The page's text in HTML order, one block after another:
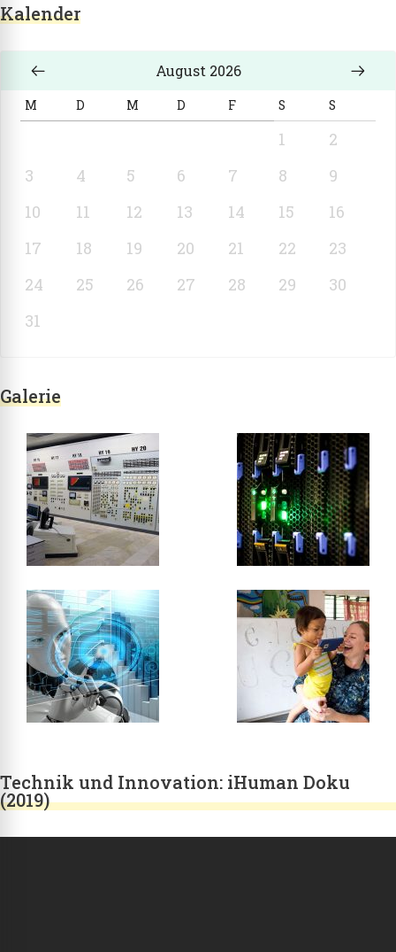
Kalender
August 2026
M D M D F S S
1
2
3
4 5 6 7 8
9
10
11 12 13 14 15
16
17
18 19 20 21 22
23
24
25 26 27 28 29
30
31
Galerie
Technik und Innovation: iHuman Doku
(2019)